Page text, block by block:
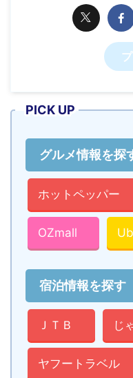
PICK UP
グルメ情報を探
ホットペッパー
OZmall
宿泊情報を探す
ＪＴＢ じ
ヤフートラベル